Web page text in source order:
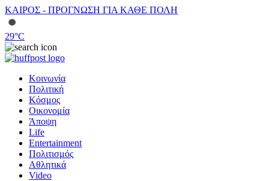
ΚΑΙΡΟΣ - ΠΡΟΓΝΩΣΗ ΓΙΑ ΚΑΘΕ ΠΟΛΗ
29°C
Κοινωνία
Πολιτική
Κόσμος
Οικονομία
Άποψη
Life
Entertainment
Πολιτισμός
Αθλητικά
Video